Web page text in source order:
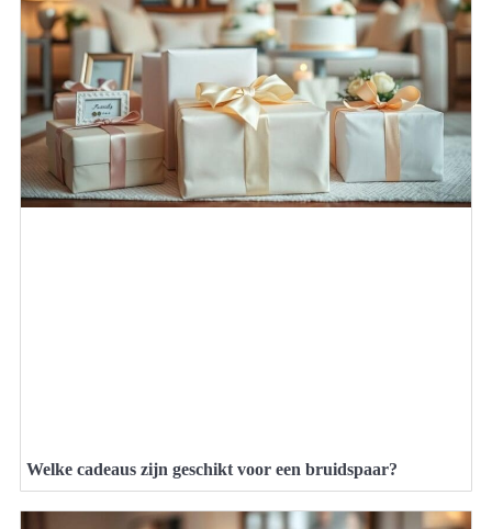
Welke cadeaus zijn geschikt voor een bruidspaar?